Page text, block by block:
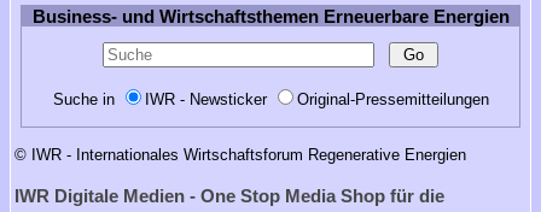
Business- und Wirtschaftsthemen Erneuerbare Energien
Suche in IWR - Newsticker Original-Pressemitteilungen
© IWR - Internationales Wirtschaftsforum Regenerative Energien
IWR Digitale Medien - One Stop Media Shop für die